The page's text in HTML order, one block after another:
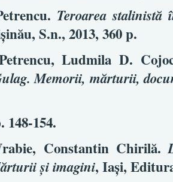
Teroarea stalinistă
S.n., 2013, 360 p.
Ludmila D.
Memorii, mărturii,
148-154.
Constantin Chirilă.
şi imagini, Iaşi,